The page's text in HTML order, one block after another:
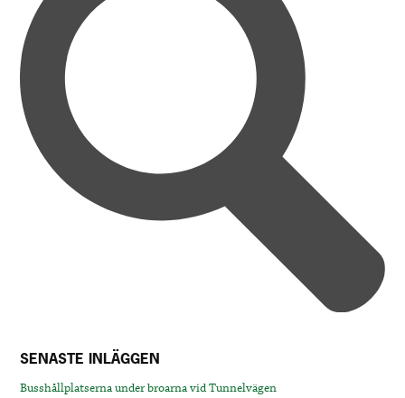
SENASTE INLÄGGEN
Busshållplatserna under broarna vid Tunnelvägen